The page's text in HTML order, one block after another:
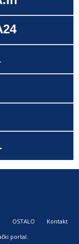
OSTALO
Kontakt
portal.